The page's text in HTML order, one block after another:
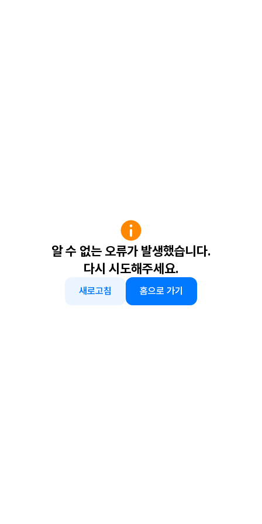
알 수 없는 오류가 발생했습니다.
다시 시도해주세요.
새로고침 홈으로 가기